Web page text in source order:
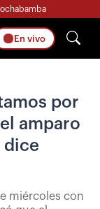
En vivo
por
amparo
dice
miércoles con